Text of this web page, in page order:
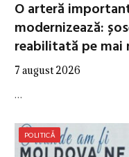
O arteră
modernizează:
reabilitată pe
7 august 2026
…
POLITICĂ